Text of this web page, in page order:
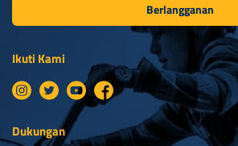
Berlangganan
Ikuti Kami
Dukungan